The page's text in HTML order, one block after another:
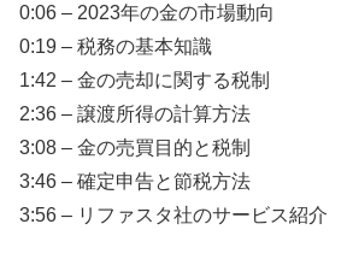
0:06 – 2023年の金の市場動向
0:19 – 税務の基本知識
1:42 – 金の売却に関する税制
2:36 – 譲渡所得の計算方法
3:08 – 金の売買目的と税制
3:46 – 確定申告と節税方法
3:56 – リファスタ社のサービス紹介